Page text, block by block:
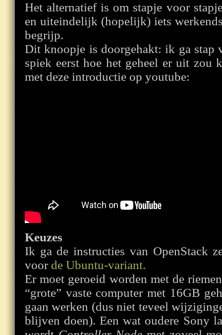
Het alternatief is om stapje voor
en uiteindelijk (hopelijk) iets
begrijp.
Dit knoopje is doorgehakt: ik ga stap
spiek eerst hoe het geheel er uit zou
met deze introductie op youtube:
Keuzes
Ik ga de instructies van OpenStack
voor de Ubuntu-variant.
Er moet geroeid worden met de
“grote” vaste computer met 16GB
gaan werken (dus niet teveel
blijven doen). Een wat oudere Sony